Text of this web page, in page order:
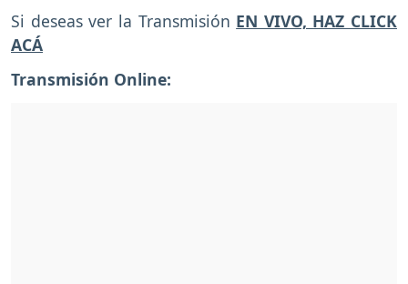
Si deseas ver la Transmisión EN VIVO, HAZ CLICK
ACÁ
Transmisión Online: